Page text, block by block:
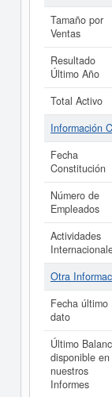
Tamaño por
Ventas
Resultado
Último Año
Total Activo
Información
Fecha
Constitución
Número de
Empleados
Actividades
Otra
Fecha último
dato
Último
disponible en
nuestros
Informes